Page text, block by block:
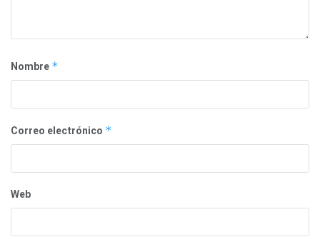
Nombre *
Correo electrónico *
Web